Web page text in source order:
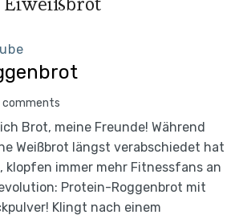
comments
Brot, meine Freunde! Während
Weißbrot längst verabschiedet hat
klopfen immer mehr Fitnessfans an
Protein-Roggenbrot mit
Klingt nach einem